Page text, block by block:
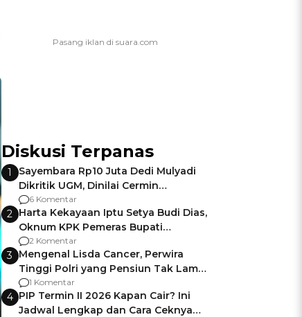
Diskusi Terpanas
1
Sayembara Rp10 Juta Dedi Mulyadi
Dikritik UGM, Dinilai Cermin
Gagalnya Negara Jamin Keamanan
6 Komentar
2 Harta Kekayaan Iptu Setya Budi Dias,
Oknum KPK Pemeras Bupati
Pemalang
2 Komentar
3 Mengenal Lisda Cancer, Perwira
Tinggi Polri yang Pensiun Tak Lama
Usai Jadi Brigjen
1 Komentar
4 PIP Termin II 2026 Kapan Cair? Ini
Jadwal Lengkap dan Cara Ceknya